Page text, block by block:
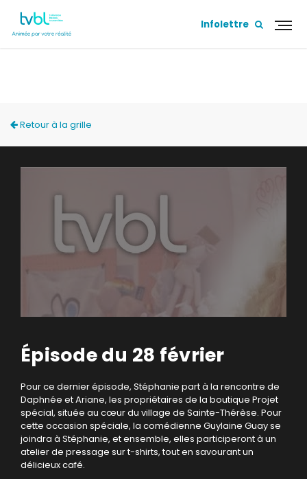
Infolettre
Retour à la grille
Épisode du 28 février
Pour ce dernier épisode, Stéphanie part à la rencontre de
Daphnée et Ariane, les propriétaires de la boutique Projet
spécial, située au cœur du village de Sainte-Thérèse. Pour
cette occasion spéciale, la comédienne Guylaine Guay se
joindra à Stéphanie, et ensemble, elles participeront à un
atelier de pressage sur t-shirts, tout en savourant un
délicieux café.